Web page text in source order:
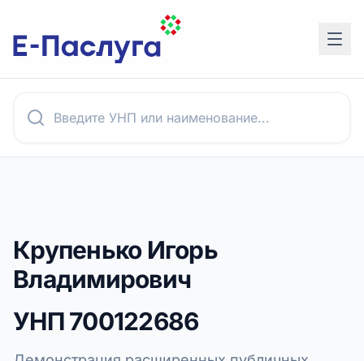
Крупенько Игорь
Владимирович
УНП700122686